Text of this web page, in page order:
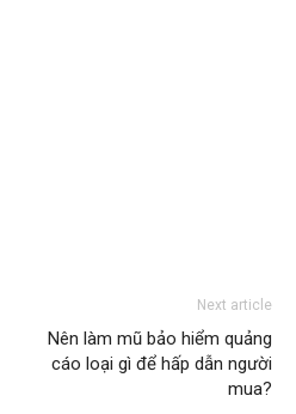
Next article
Nên làm mũ bảo hiểm quảng
cáo loại gì để hấp dẫn người
mua?